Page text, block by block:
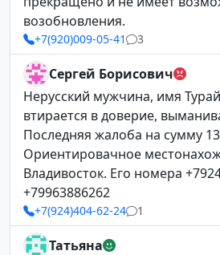
возобновления.
+7(920)009-05-41 3
Сергей Борисович
Нерусский мужчина, имя
втирается в доверие,
Последняя жалоба на сумму
Ориентировачное
Владивосток. Его номера
+79963886262
+7(924)404-62-24 1
Татьяна